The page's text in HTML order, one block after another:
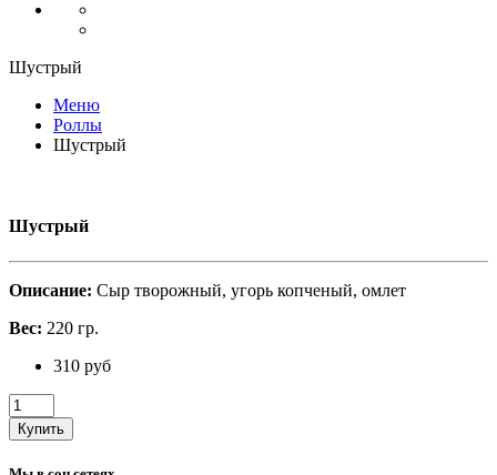
Шустрый
Меню
Роллы
Шустрый
Шустрый
Описание: Сыр творожный, угорь копченый, омлет
Вес: 220 гр.
310 руб
Купить